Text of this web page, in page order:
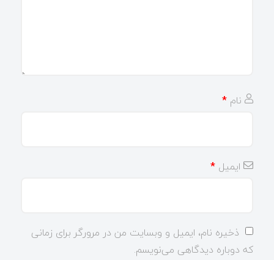
نام *
ایمیل *
ذخیره نام، ایمیل و وبسایت من در مرورگر برای زمانی
که دوباره دیدگاهی می‌نویسم.